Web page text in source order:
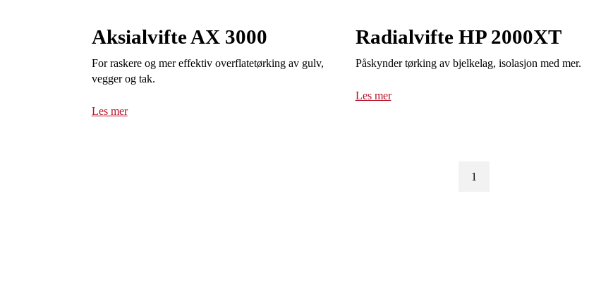
Aksialvifte AX 3000
For raskere og mer effektiv overflatetørking av gulv,
vegger og tak.
Les mer
Radialvifte HP 2000XT
Påskynder tørking av bjelkelag, isolasjon med mer.
Les mer
1